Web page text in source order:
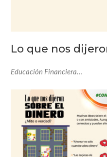
Lo que nos
Educación Financiera…